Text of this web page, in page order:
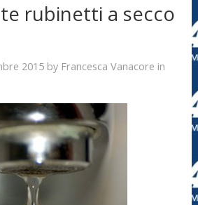
rubinetti a secco
2015by Francesca Vanacore in